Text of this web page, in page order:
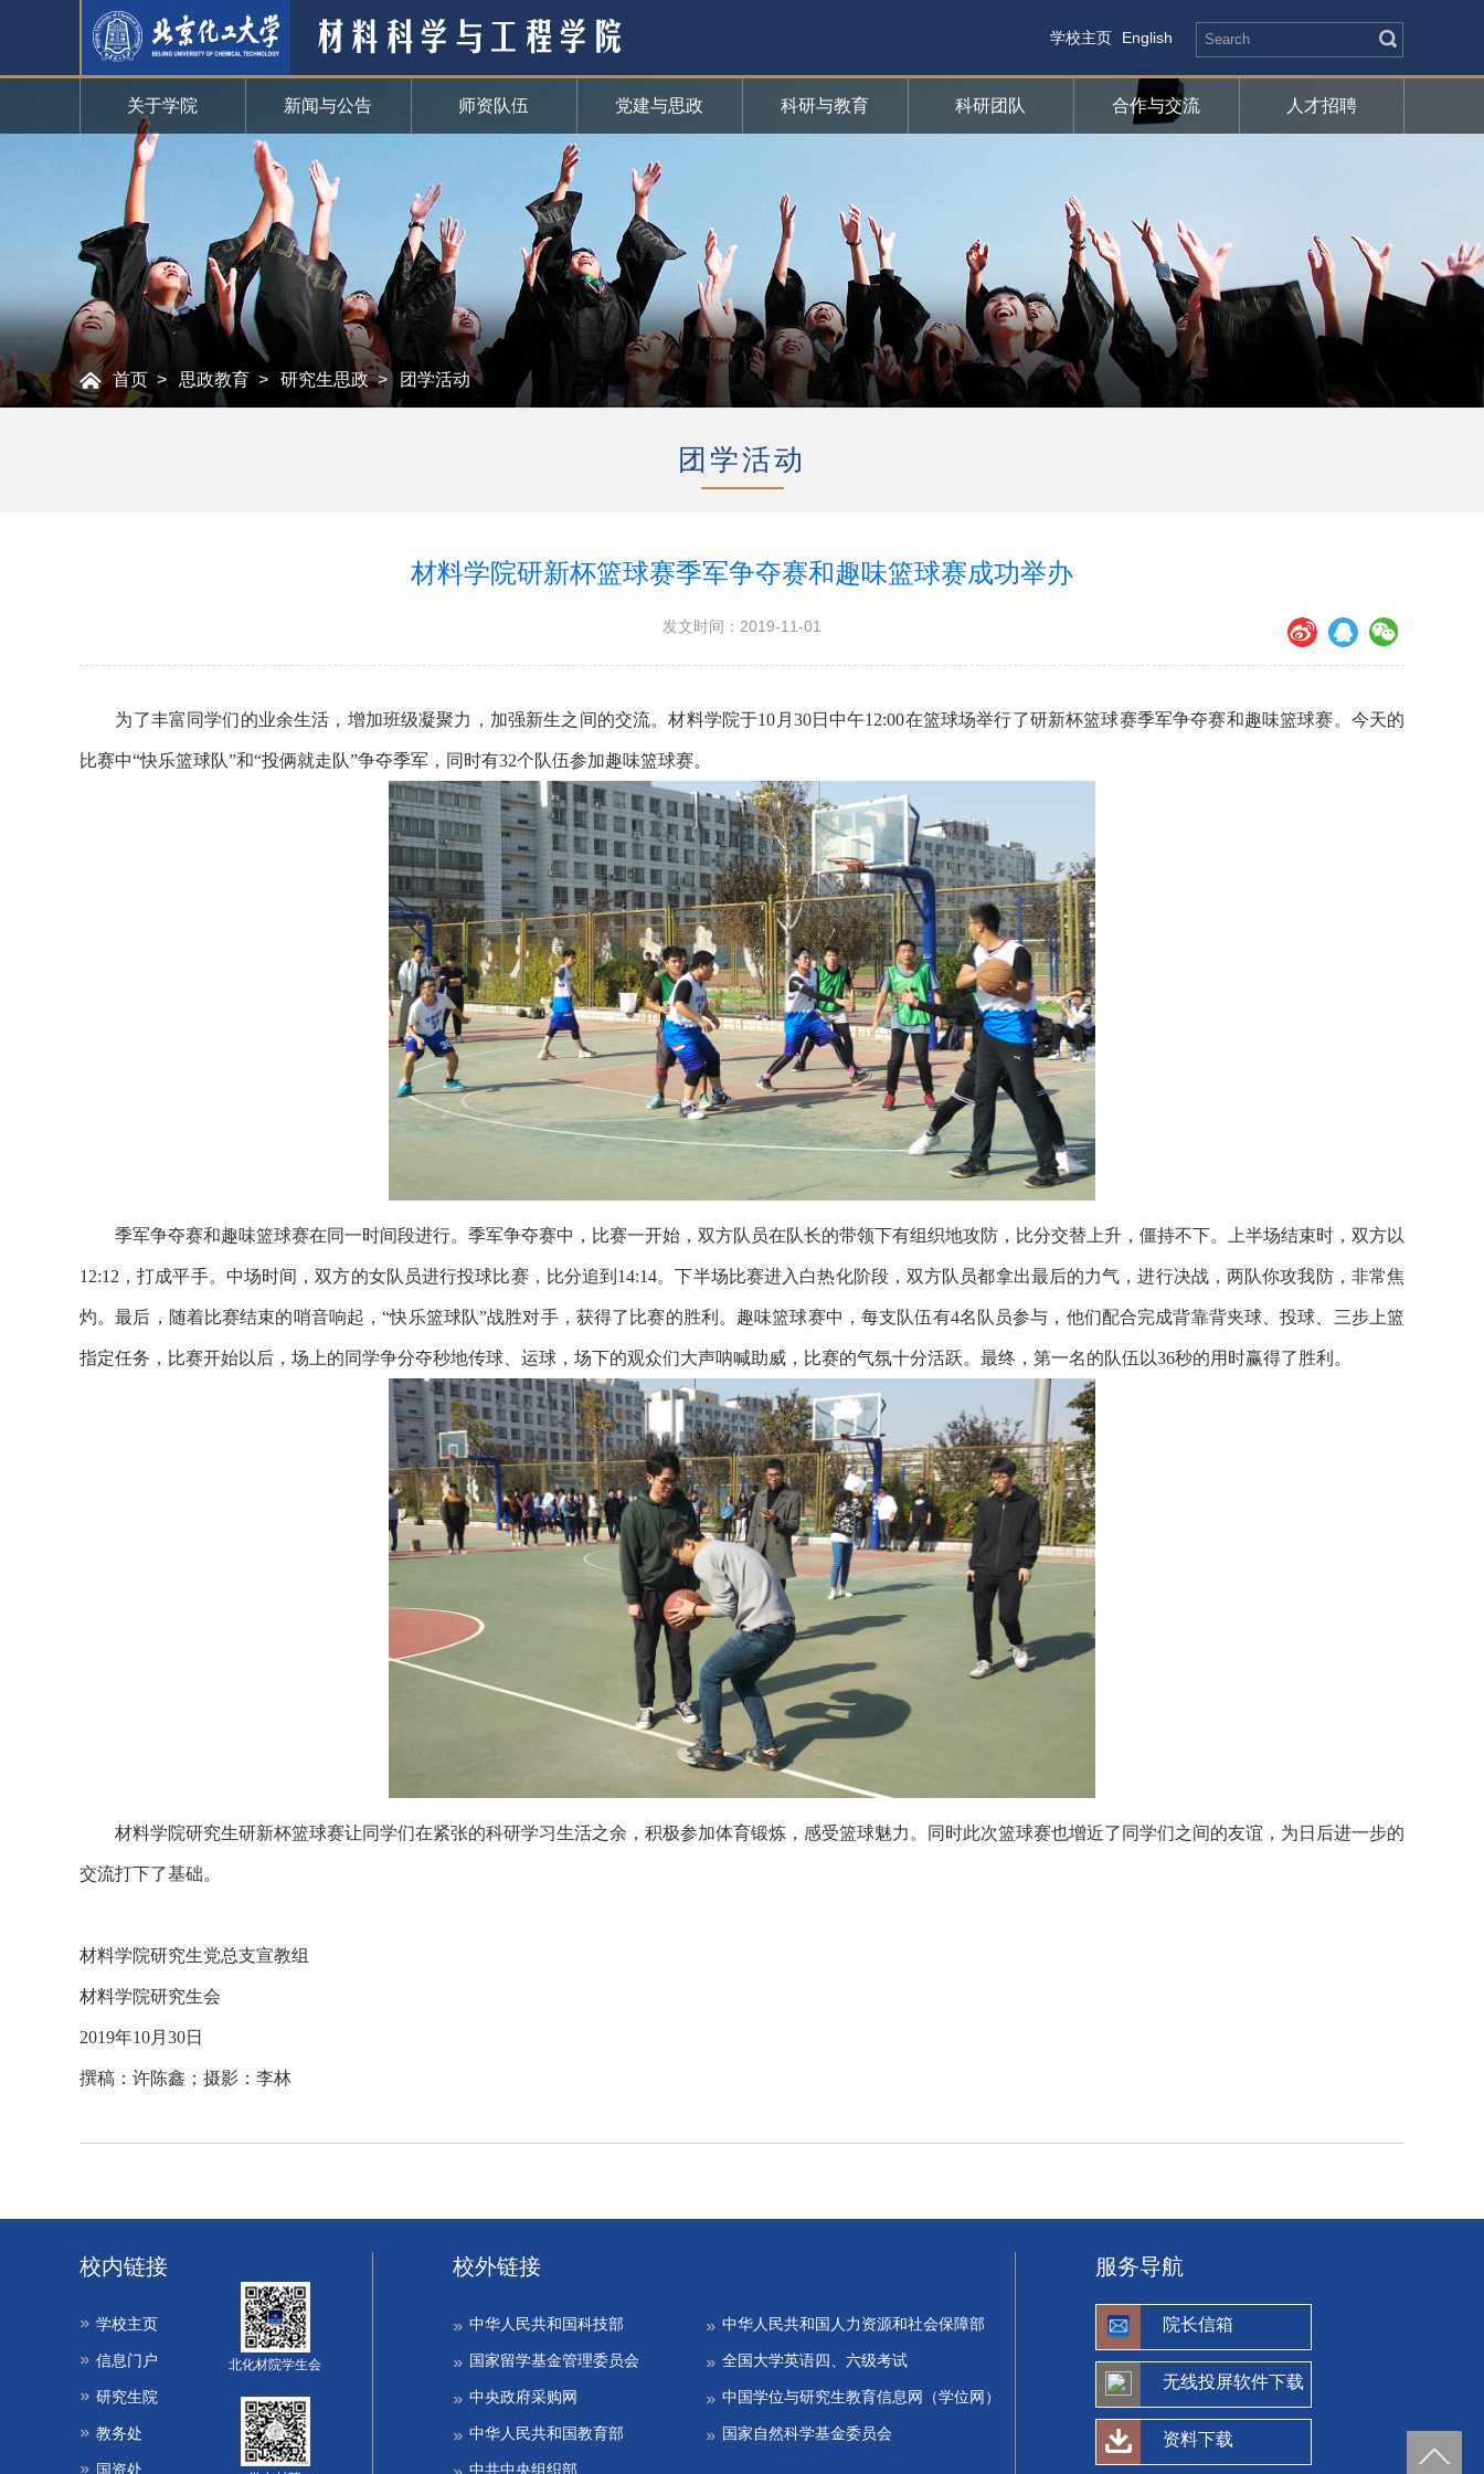
学校主页 English
关于学院 新闻与公告 师资队伍 党建与思政 科研与教育 科研团队 合作与交流 人才招聘
首页 思政教育 研究生思政 团学活动
团学活动
材料学院研新杯篮球赛季军争夺赛和趣味篮球赛成功举办
发文时间：2019-11-01
为了丰富同学们的业余生活，增加班级凝聚力，加强新生之间的交流。材料学院于10月30日中午12:00在篮球场举行了研新杯篮球赛季军争夺赛和趣味篮球赛。今天的
比赛中“快乐篮球队”和“投俩就走队”争夺季军，同时有32个队伍参加趣味篮球赛。
季军争夺赛和趣味篮球赛在同一时间段进行。季军争夺赛中，比赛一开始，双方队员在队长的带领下有组织地攻防，比分交替上升，僵持不下。上半场结束时，双方以
12:12，打成平手。中场时间，双方的女队员进行投球比赛，比分追到14:14。下半场比赛进入白热化阶段，双方队员都拿出最后的力气，进行决战，两队你攻我防，非常焦
灼。最后，随着比赛结束的哨音响起，“快乐篮球队”战胜对手，获得了比赛的胜利。趣味篮球赛中，每支队伍有4名队员参与，他们配合完成背靠背夹球、投球、三步上篮
指定任务，比赛开始以后，场上的同学争分夺秒地传球、运球，场下的观众们大声呐喊助威，比赛的气氛十分活跃。最终，第一名的队伍以36秒的用时赢得了胜利。
材料学院研究生研新杯篮球赛让同学们在紧张的科研学习生活之余，积极参加体育锻炼，感受篮球魅力。同时此次篮球赛也增近了同学们之间的友谊，为日后进一步的
交流打下了基础。
材料学院研究生党总支宣教组
材料学院研究生会
2019年10月30日
撰稿：许陈鑫；摄影：李林
校内链接
学校主页
信息门户
研究生院
教务处
国资处
北化材院学生会
校外链接
中华人民共和国科技部
国家留学基金管理委员会
中央政府采购网
中华人民共和国教育部
中共中央组织部
中华人民共和国人力资源和社会保障部
全国大学英语四、六级考试
中国学位与研究生教育信息网（学位网）
国家自然科学基金委员会
服务导航
院长信箱
无线投屏软件下载
资料下载